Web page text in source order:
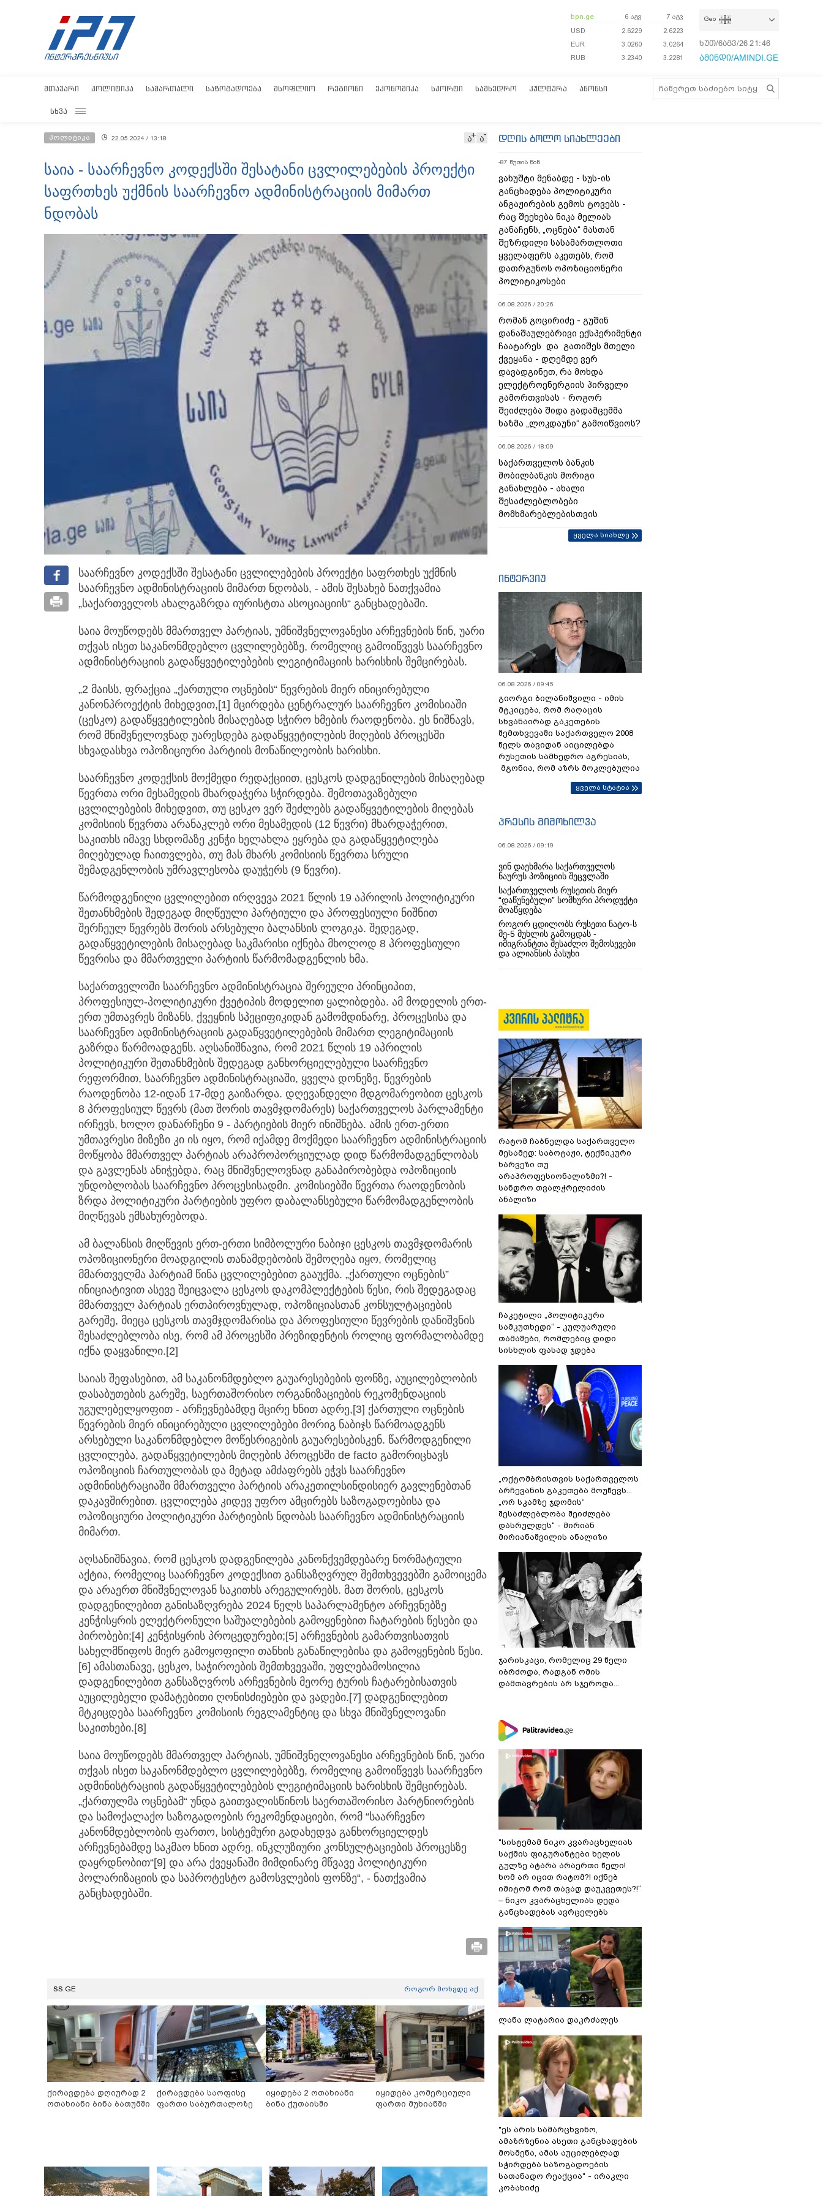
bpn.ge 6 აგვ
7 აგვ
USD
2.6229
2.6223
EUR
3.0260
3.0264
RUB
3.2340 3.2281
Geo
ხუთ/6აგვ/26 21:46:37
ამინდი/AMINDI.GE
ᲛᲗᲐᲕᲐᲠᲘ ᲞᲝᲚᲘᲢᲘᲙᲐ ᲡᲐᲛᲐᲠᲗᲐᲚᲘ ᲡᲐᲖᲝᲒᲐᲓᲝᲔᲑᲐ ᲛᲡᲝᲤᲚᲘᲝ ᲠᲔᲒᲘᲝᲜᲘ ᲔᲙᲝᲜᲝᲛᲘᲙᲐ ᲡᲞᲝᲠᲢᲘ ᲡᲐᲛᲮᲔᲓᲠᲝ ᲙᲣᲚᲢᲣᲠᲐ ᲐᲜᲝᲜᲡᲘ
ᲡᲮᲕᲐ
პოლიტიკა 22.05.2024 / 13:18 ა ა
საია - საარჩევნო კოდექსში შესატანი ცვლილებების პროექტი
საფრთხეს უქმნის საარჩევნო ადმინისტრაციის მიმართ
ნდობას
საარჩევნო კოდექსში შესატანი ცვლილებების პროექტი საფრთხეს უქმნის
საარჩევნო ადმინისტრაციის მიმართ ნდობას, - ამის შესახებ ნათქვამია
„საქართველოს ახალგაზრდა იურისტთა ასოციაციის“ განცხადებაში.
საია მოუწოდებს მმართველ პარტიას, უმნიშვნელოვანესი არჩევნების წინ, უარი
თქვას ისეთ საკანონმდებლო ცვლილებებზე, რომელიც გამოიწვევს საარჩევნო
ადმინისტრაციის გადაწყვეტილებების ლეგიტიმაციის ხარისხის შემცირებას.
„2 მაისს, ფრაქცია „ქართული ოცნების“ წევრების მიერ ინიცირებული
კანონპროექტის მიხედვით,[1] მცირდება ცენტრალურ საარჩევნო კომისიაში
(ცესკო) გადაწყვეტილების მისაღებად სჭირო ხმების რაოდენობა. ეს ნიშნავს,
რომ მნიშვნელოვნად უარესდება გადაწყვეტილების მიღების პროცესში
სხვადასხვა ოპოზიციური პარტიის მონაწილეობის ხარისხი.
საარჩევნო კოდექსის მოქმედი რედაქციით, ცესკოს დადგენილების მისაღებად
წევრთა ორი მესამედის მხარდაჭერა სჭირდება. შემოთავაზებული
ცვლილებების მიხედვით, თუ ცესკო ვერ შეძლებს გადაწყვეტილების მიღებას
კომისიის წევრთა არანაკლებ ორი მესამედის (12 წევრი) მხარდაჭერით,
საკითხს იმავე სხდომაზე კენჭი ხელახლა ეყრება და გადაწყვეტილება
მიღებულად ჩაითვლება, თუ მას მხარს კომისიის წევრთა სრული
შემადგენლობის უმრავლესობა დაუჭერს (9 წევრი).
წარმოდგენილი ცვლილებით ირღვევა 2021 წლის 19 აპრილის პოლიტიკური
შეთანხმების შედეგად მიღწეული პარტიული და პროფესიული ნიშნით
შერჩეულ წევრებს შორის არსებული ბალანსის ლოგიკა. შედეგად,
გადაწყვეტილების მისაღებად საკმარისი იქნება მხოლოდ 8 პროფესიული
წევრისა და მმართველი პარტიის წარმომადგენლის ხმა.
საქართველოში საარჩევნო ადმინისტრაცია შერეული პრინციპით,
პროფესიულ-პოლიტიკური ქვეტიპის მოდელით ყალიბდება. ამ მოდელის ერთ-
ერთ უმთავრეს მიზანს, ქვეყნის სპეციფიკიდან გამომდინარე, პროცესისა და
საარჩევნო ადმინისტრაციის გადაწყვეტილებების მიმართ ლეგიტიმაციის
გაზრდა წარმოადგენს. აღსანიშნავია, რომ 2021 წლის 19 აპრილის
პოლიტიკური შეთანხმების შედეგად განხორციელებული საარჩევნო
რეფორმით, საარჩევნო ადმინისტრაციაში, ყველა დონეზე, წევრების
რაოდენობა 12-იდან 17-მდე გაიზარდა. დღევანდელი მდგომარეობით ცესკოს
8 პროფესიულ წევრს (მათ შორის თავმჯდომარეს) საქართველოს პარლამენტი
ირჩევს, ხოლო დანარჩენი 9 - პარტიების მიერ ინიშნება. ამის ერთ-ერთი
უმთავრესი მიზეზი კი ის იყო, რომ იქამდე მოქმედი საარჩევნო ადმინისტრაციის
მოწყობა მმართველ პარტიას არაპროპორციულად დიდ წარმომადგენლობას
და გავლენას ანიჭებდა, რაც მნიშვნელოვნად განაპირობებდა ოპოზიციის
უნდობლობას საარჩევნო პროცესისადმი. კომისიებში წევრთა რაოდენობის
ზრდა პოლიტიკური პარტიების უფრო დაბალანსებული წარმომადგენლობის
მიღწევას ემსახურებოდა.
ამ ბალანსის მიღწევის ერთ-ერთი სიმბოლური ნაბიჯი ცესკოს თავმჯდომარის
ოპოზიციონერი მოადგილის თანამდებობის შემოღება იყო, რომელიც
მმართველმა პარტიამ წინა ცვლილებებით გააუქმა. „ქართული ოცნების”
ინიციატივით ასევე შეიცვალა ცესკოს დაკომპლექტების წესი, რის შედეგადაც
მმართველ პარტიას ერთპიროვნულად, ოპოზიციასთან კონსულტაციების
გარეშე, მიეცა ცესკოს თავმჯდომარისა და პროფესიული წევრების დანიშვნის
შესაძლებლობა ისე, რომ ამ პროცესში პრეზიდენტის როლიც ფორმალობამდე
იქნა დაყვანილი.[2]
საიას შეფასებით, ამ საკანონმდებლო გაუარესებების ფონზე, აუცილებლობის
დასაბუთების გარეშე, საერთაშორისო ორგანიზაციების რეკომენდაციის
უგულებელყოფით - არჩევნებამდე მცირე ხნით ადრე,[3] ქართული ოცნების
წევრების მიერ ინიცირებული ცვლილებები მორიგ ნაბიჯს წარმოადგენს
არსებული საკანონმდებლო მოწესრიგების გაუარესებისკენ. წარმოდგენილი
ცვლილება, გადაწყვეტილების მიღების პროცესში de facto გამორიცხავს
ოპოზიციის ჩართულობას და მეტად ამძაფრებს ეჭვს საარჩევნო
ადმინისტრაციაში მმართველი პარტიის არაკეთილსინდისიერ გავლენებთან
დაკავშირებით. ცვლილება კიდევ უფრო ამცირებს საზოგადოებისა და
ოპოზიციური პოლიტიკური პარტიების ნდობას საარჩევნო ადმინისტრაციის
მიმართ.
აღსანიშნავია, რომ ცესკოს დადგენილება კანონქვემდებარე ნორმატიული
აქტია, რომელიც საარჩევნო კოდექსით განსაზღვრულ შემთხვევებში გამოიცემა
და არაერთ მნიშვნელოვან საკითხს არეგულირებს. მათ შორის, ცესკოს
დადგენილებით განისაზღვრება 2024 წელს საპარლამენტო არჩევნებზე
კენჭისყრის ელექტრონული საშუალებების გამოყენებით ჩატარების წესები და
პირობები;[4] კენჭისყრის პროცედურები;[5] არჩევნების გამართვისათვის
სახელმწიფოს მიერ გამოყოფილი თანხის განაწილებისა და გამოყენების წესი.
[6] ამასთანავე, ცესკო, საჭიროების შემთხვევაში, უფლებამოსილია
დადგენილებით განსაზღვროს არჩევნების მეორე ტურის ჩატარებისათვის
აუცილებელი დამატებითი ღონისძიებები და ვადები.[7] დადგენილებით
მტკიცდება საარჩევნო კომისიის რეგლამენტიც და სხვა მნიშვნელოვანი
საკითხები.[8]
საია მოუწოდებს მმართველ პარტიას, უმნიშვნელოვანესი არჩევნების წინ, უარი
თქვას ისეთ საკანონმდებლო ცვლილებებზე, რომელიც გამოიწვევს საარჩევნო
ადმინისტრაციის გადაწყვეტილებების ლეგიტიმაციის ხარისხის შემცირებას.
„ქართულმა ოცნებამ“ უნდა გაითვალისწინოს საერთაშორისო პარტნიორების
და სამოქალაქო საზოგადოების რეკომენდაციები, რომ “საარჩევნო
კანონმდებლობის ფართო, სისტემური გადახედვა განხორციელდეს
არჩევნებამდე საკმაო ხნით ადრე, ინკლუზიური კონსულტაციების პროცესზე
დაყრდნობით“[9] და არა ქვეყანაში მიმდინარე მწვავე პოლიტიკური
პოლარიზაციის და საპროტესტო გამოსვლების ფონზე“, - ნათქვამია
განცხადებაში.
SS.GE როგორ მოხვდე აქ
ქირავდება დღიურად 2
ოთახიანი ბინა ბათუმში
ქირავდება საოფისე
ფართი საბურთალოზე
იყიდება 2 ოთახიანი
ბინა ქუთაისში
იყიდება კომერციული
ფართი მუხიანში
დღის ბოლო სიახლეები
-87 წუთის წინ
ვახუშტი მენაბდე - სუს-ის
განცხადება პოლიტიკური
ანგაჟირების გემოს ტოვებს -
რაც შეეხება ნიკა მელიას
განაჩენს, „ოცნება“ მასთან
შეზრდილი სასამართლოთი
ყველაფერს აკეთებს, რომ
დათრგუნოს ოპოზიციონერი
პოლიტიკოსები
06.08.2026 / 20:26
რომან გოცირიძე - გუშინ
დანაშაულებრივი ექსპერიმენტი
ჩაატარეს და გათიშეს მთელი
ქვეყანა - დღემდე ვერ
დავადგინეთ, რა მოხდა
ელექტროენერგიის პირველი
გამორთვისას - როგორ
შეიძლება შიდა გადამცემმა
ხაზმა „ლოკდაუნი“ გამოიწვიოს?
06.08.2026 / 18:09
საქართველოს ბანკის
მობილბანკის მორიგი
განახლება - ახალი
შესაძლებლობები
მომხმარებლებისთვის
ყველა სიახლე
ინტერვიუ
06.08.2026 / 09:45
გიორგი ბილანიშვილი - იმის
მტკიცება, რომ რაღაცის
სხვანაირად გაკეთების
შემთხვევაში საქართველო 2008
წელს თავიდან აიცილებდა
რუსეთის სამხედრო აგრესიას,
მგონია, რომ აზრს მოკლებულია
ყველა სტატია
პრესის მიმოხილვა
06.08.2026 / 09:19
ვინ დაეხმარა საქართველოს
ნაურუს პოზიციის შეცვლაში
საქართველოს რუსეთის მიერ
“დაწუნებული” სომხური პროდუქტი
მოაწყდება
როგორ ცდილობს რუსეთი ნატო-ს
მე-5 მუხლის გამოცდას -
იმიგრანტთა შესაძლო შემოსევები
და ალიანსის პასუხი
რატომ ჩაბნელდა საქართველო
მესამედ: საბოტაჟი, ტექნიკური
ხარვეზი თუ
არაპროფესიონალიზმი?! -
სანდრო თვალჭრელიძის
ანალიზი
ჩაკეტილი „პოლიტიკური
სამკუთხედი“ - კულუარული
თამაშები, რომლებიც დიდი
სისხლის ფასად ჯდება
„ოქტომბრისთვის საქართველოს
არჩევანის გაკეთება მოუწევს...
„ორ სკამზე ჯდომის“
შესაძლებლობა შეიძლება
დასრულდეს“ - მირიან
მირიანაშვილის ანალიზი
ჯარისკაცი, რომელიც 29 წელი
იბრძოდა, რადგან ომის
დამთავრების არ სჯეროდა...
"სისტემამ ნიკო კვარაცხელიას
საქმის ფიგურანტები ხელის
გულზე ატარა არაერთი წელი!
ხომ არ იცით რატომ?! იქნებ
იმიტომ რომ თავად დაუკვეთეს?!“
– ნიკო კვარაცხელიას დედა
განცხადებას ავრცელებს
ლანა ლატარია დაკრძალეს
"ეს არის სამარცხვინო,
ამაზრზენია ასეთი განცხადების
მოსმენა, ამას აუცილებლად
სჭირდება საზოგადოების
სათანადო რეაქცია" - ირაკლი
კობახიძე